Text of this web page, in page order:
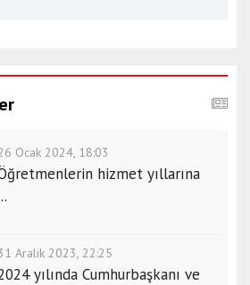
Ocak 2024, 18:03
hizmet yıllarına
Aralık 2023, 22:25
yılında Cumhurbaşkanı ve